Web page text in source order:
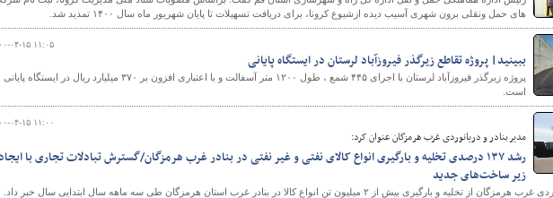
های حمل ونقلی برون شهری آسیب دیده ازشیوع کرونا، برای دریافت تسهیلات تا پایان شهریور ماه سال ۱۴۰۰ تمدید شد.
۱۴۰۰-۰۴-۱۵
ببینید| پروژه تقاطع زیرگذر فیروزآباد لرستان در ایستگاه پایانی
پروژه زیرگذر فیروزآباد لرستان با اجرای ۴۴۵ شمع ، طول ۱۲۰۰ متر آسفالت و با اعتباری افزون بر ۳۷۰ میلیارد ریال در ایستگاه پایانی
است.
۱۴۰۰-۰۴-۱۵
مدیر بنادر و دریانوردی غرب هرمزگان عنوان کرد:
رشد ۱۳۷ درصدی تخلیه و بارگیری انواع کالای نفتی و غیر نفتی در بنادر غرب هرمزگان/گسترش تبادلات تجاری با
زیر ساخت‌های جدید
و بارگیری بیش از ۲ میلیون تن انواع کالا در بنادر غرب استان هرمزگان طی سه ماهه سال ابتدایی سال خبر داد.